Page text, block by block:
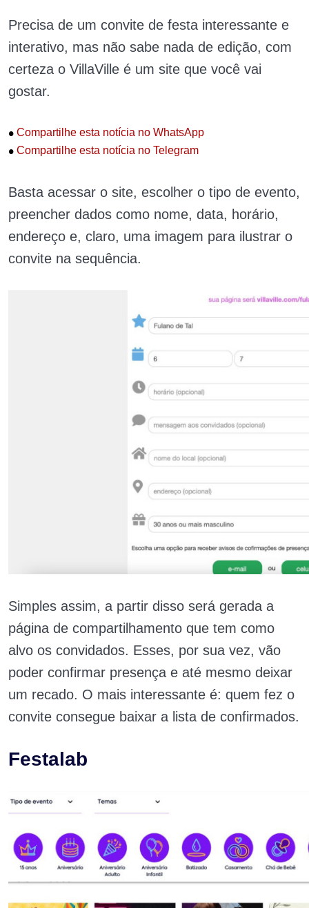
Precisa de um convite de festa interessante e
interativo, mas não sabe nada de edição, com
certeza o VillaVille é um site que você vai
gostar.
• Compartilhe esta notícia no WhatsApp
• Compartilhe esta notícia no Telegram
Basta acessar o site, escolher o tipo de evento,
preencher dados como nome, data, horário,
endereço e, claro, uma imagem para ilustrar o
convite na sequência.
Simples assim, a partir disso será gerada a
página de compartilhamento que tem como
alvo os convidados. Esses, por sua vez, vão
poder confirmar presença e até mesmo deixar
um recado. O mais interessante é: quem fez o
convite consegue baixar a lista de confirmados.
Festalab